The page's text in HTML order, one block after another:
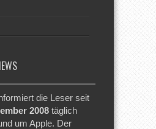
die Leser seit
2008 täglich
um Apple. Der